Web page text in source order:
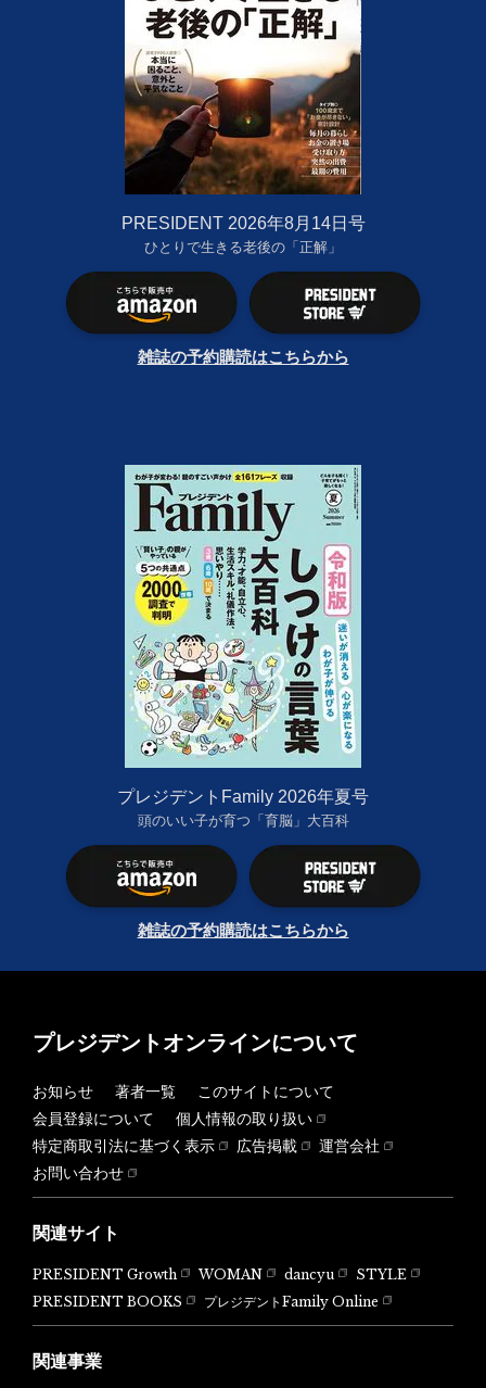
PRESIDENT 2026年8月14日号
ひとりで生きる老後の「正解」
雑誌の予約購読はこちらから
プレジデントFamily 2026年夏号
頭のいい子が育つ「育脳」大百科
雑誌の予約購読はこちらから
プレジデントオンラインについて
お知らせ 著者一覧
このサイトについて
会員登録について
個人情報の取り扱い
特定商取引法に基づく表示
広告掲載
運営会社
お問い合わせ
関連サイト
PRESIDENT Growth WOMAN dancyu
STYLE
PRESIDENT BOOKS
プレジデントFamily Online
関連事業